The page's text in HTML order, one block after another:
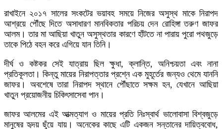
ড্যাবের ৩৭তম প্রতিষ্ঠাবার্ষিকী: এলডি হলে চিকিৎসক সমাবেশে প্রধান অতিথি প্রধানমন্ত্রী
তারেক রহমান
৯
পুলিশের চাকরি ছেড়ে মাছ চাষ, খামারের পুকুরে মিলল সাবেক পুলিশ সদস্যের ম'রদেহ
১০
রাখাইনে ২০১৭ সালের সংকটের ভয়াবহ সময়ে নিজের অসুস্থ মাকে নিরাপদ
আশ্রয়ে পৌঁছে দিতে অসাধারণ মানবিকতার পরিচয় দেন রোহিঙ্গা তরুণ জাফর
আলম। তার মা আছিয়া খাতুন অসুস্থতার কারণে হাঁটতে না পারায় পুরো পথজুড়ে
তাকে পিঠে বহন করে এগিয়ে যান তিনি।
দীর্ঘ ও কষ্টকর সেই যাত্রায় ছিল ক্ষুধা, ক্লান্তি, অনিশ্চয়তা এবং নানা
প্রতিকূলতা। কিন্তু মায়ের নিরাপত্তার প্রশ্নে এক মুহূর্তের জন্যও থেমে যাননি
জাফর। অবশেষে তারা নিরাপদ স্থানে পৌঁছাতে সক্ষম হন, যেখানে আছিয়া
খাতুন প্রয়োজনীয় চিকিৎসাসেবা পান।
জাফর আলমের এই আত্মত্যাগ ও মায়ের প্রতি নিঃস্বার্থ ভালোবাসা বিশ্বজুড়ে
মানুষের হৃদয় ছুঁয়ে যায়। অনেকের কাছে এটি একজন সন্তানের দায়িত্ববোধ,